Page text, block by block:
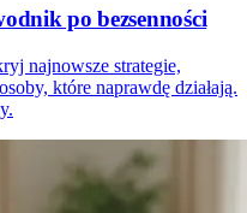
po bezsenności
najnowsze strategie,
które naprawdę działają.